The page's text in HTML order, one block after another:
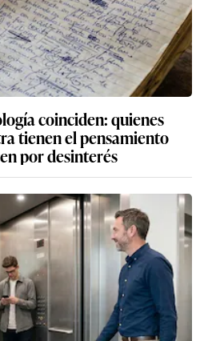
coinciden: quienes
tienen el pensamiento
por desinterés